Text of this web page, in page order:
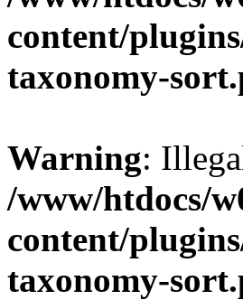
content/
taxonomy-
Warning:
/www/htdocs/
content/
taxonomy-